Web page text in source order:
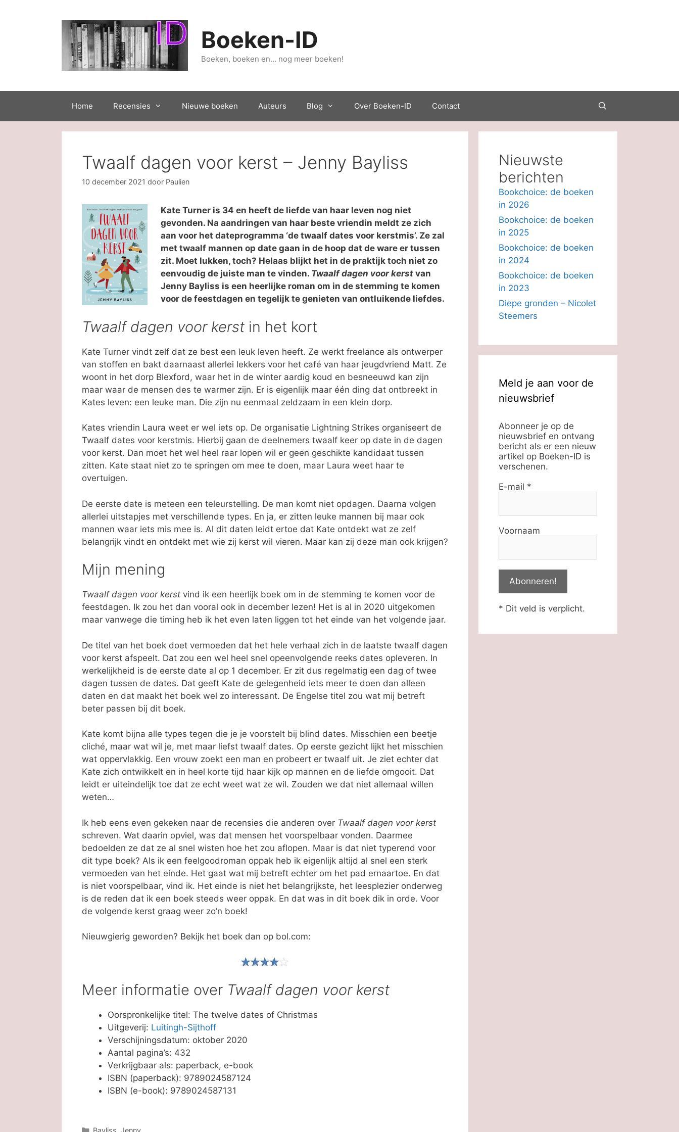
Boeken-ID
Boeken, boeken en… nog meer boeken!
Home Recensies Nieuwe boeken Auteurs Blog Over Boeken-ID Contact
Twaalf dagen voor kerst – Jenny Bayliss
10 december 2021 door Paulien
Kate Turner is 34 en heeft de liefde van haar leven nog niet
gevonden. Na aandringen van haar beste vriendin meldt ze zich
aan voor het dateprogramma ‘de twaalf dates voor kerstmis’. Ze zal
met twaalf mannen op date gaan in de hoop dat de ware er tussen
zit. Moet lukken, toch? Helaas blijkt het in de praktijk toch niet zo
eenvoudig de juiste man te vinden. Twaalf dagen voor kerstvan
Jenny Bayliss is een heerlijke roman om in de stemming te komen
voor de feestdagen en tegelijk te genieten van ontluikende liefdes.
Twaalf dagen voor kerst in het kort
Kate Turner vindt zelf dat ze best een leuk leven heeft. Ze werkt freelance als ontwerper
van stoffen en bakt daarnaast allerlei lekkers voor het café van haar jeugdvriend Matt. Ze
woont in het dorp Blexford, waar het in de winter aardig koud en besneeuwd kan zijn
maar waar de mensen des te warmer zijn. Er is eigenlijk maar één ding dat ontbreekt in
Kates leven: een leuke man. Die zijn nu eenmaal zeldzaam in een klein dorp.
Kates vriendin Laura weet er wel iets op. De organisatie Lightning Strikes organiseert de
Twaalf dates voor kerstmis. Hierbij gaan de deelnemers twaalf keer op date in de dagen
voor kerst. Dan moet het wel heel raar lopen wil er geen geschikte kandidaat tussen
zitten. Kate staat niet zo te springen om mee te doen, maar Laura weet haar te
overtuigen.
De eerste date is meteen een teleurstelling. De man komt niet opdagen. Daarna volgen
allerlei uitstapjes met verschillende types. En ja, er zitten leuke mannen bij maar ook
mannen waar iets mis mee is. Al dit daten leidt ertoe dat Kate ontdekt wat ze zelf
belangrijk vindt en ontdekt met wie zij kerst wil vieren. Maar kan zij deze man ook krijgen?
Mijn mening
Twaalf dagen voor kerst vind ik een heerlijk boek om in de stemming te komen voor de
feestdagen. Ik zou het dan vooral ook in december lezen! Het is al in 2020 uitgekomen
maar vanwege die timing heb ik het even laten liggen tot het einde van het volgende jaar.
De titel van het boek doet vermoeden dat het hele verhaal zich in de laatste twaalf dagen
voor kerst afspeelt. Dat zou een wel heel snel opeenvolgende reeks dates opleveren. In
werkelijkheid is de eerste date al op 1 december. Er zit dus regelmatig een dag of twee
dagen tussen de dates. Dat geeft Kate de gelegenheid iets meer te doen dan alleen
daten en dat maakt het boek wel zo interessant. De Engelse titel zou wat mij betreft
beter passen bij dit boek.
Kate komt bijna alle types tegen die je je voorstelt bij blind dates. Misschien een beetje
cliché, maar wat wil je, met maar liefst twaalf dates. Op eerste gezicht lijkt het misschien
wat oppervlakkig. Een vrouw zoekt een man en probeert er twaalf uit. Je ziet echter dat
Kate zich ontwikkelt en in heel korte tijd haar kijk op mannen en de liefde omgooit. Dat
leidt er uiteindelijk toe dat ze echt weet wat ze wil. Zouden we dat niet allemaal willen
weten…
Ik heb eens even gekeken naar de recensies die anderen over Twaalf dagen voor kerst
schreven. Wat daarin opviel, was dat mensen het voorspelbaar vonden. Daarmee
bedoelden ze dat ze al snel wisten hoe het zou aflopen. Maar is dat niet typerend voor
dit type boek? Als ik een feelgoodroman oppak heb ik eigenlijk altijd al snel een sterk
vermoeden van het einde. Het gaat wat mij betreft echter om het pad ernaartoe. En dat
is niet voorspelbaar, vind ik. Het einde is niet het belangrijkste, het leesplezier onderweg
is de reden dat ik een boek steeds weer oppak. En dat was in dit boek dik in orde. Voor
de volgende kerst graag weer zo’n boek!
Nieuwgierig geworden? Bekijk het boek dan op bol.com:
Meer informatie over Twaalf dagen voor kerst
Oorspronkelijke titel: The twelve dates of Christmas
Uitgeverij: Luitingh-Sijthoff
Verschijningsdatum: oktober 2020
Aantal pagina’s: 432
Verkrijgbaar als: paperback, e-book
ISBN (paperback): 9789024587124
ISBN (e-book): 9789024587131
Categorieën
Bayliss, Jenny
Nieuwste
berichten
Bookchoice: de boeken
in 2026
Bookchoice: de boeken
in 2025
Bookchoice: de boeken
in 2024
Bookchoice: de boeken
in 2023
Diepe gronden – Nicolet
Steemers
Meld je aan voor de
nieuwsbrief
Abonneer je op de
nieuwsbrief en ontvang
bericht als er een nieuw
artikel op Boeken-ID is
verschenen.
E-mail *
Voornaam
* Dit veld is verplicht.